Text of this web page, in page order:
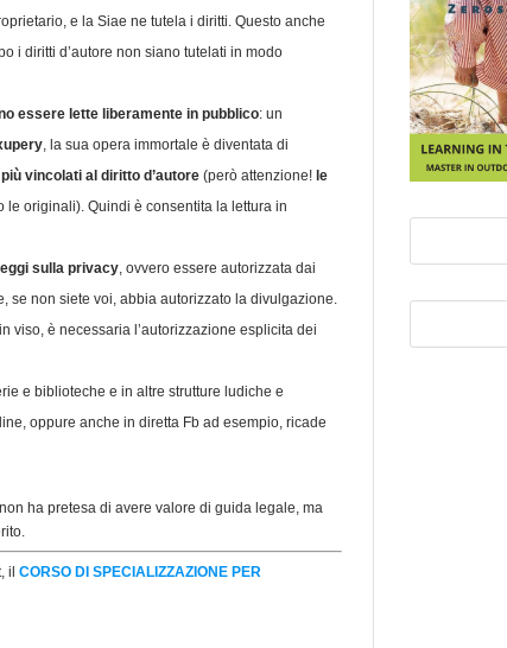
e la Siae ne tutela i diritti. Questo anche
i diritti d’autore non siano tutelati in modo
essere lette liberamente in pubblico: un
, la sua opera immortale è diventata di
vincolati al diritto d’autore (però attenzione! le
le originali). Quindi è consentita la lettura in
sulla privacy, ovvero essere autorizzata dai
se non siete voi, abbia autorizzato la divulgazione.
viso, è necessaria l’autorizzazione esplicita dei
e biblioteche e in altre strutture ludiche e
oppure anche in diretta Fb ad esempio, ricade
ha pretesa di avere valore di guida legale, ma
ilCORSO DI SPECIALIZZAZIONE PER